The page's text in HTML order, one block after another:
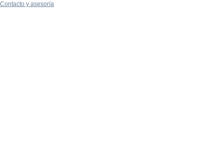
Contacto y asesoría